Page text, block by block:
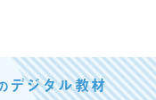
デジタル教材